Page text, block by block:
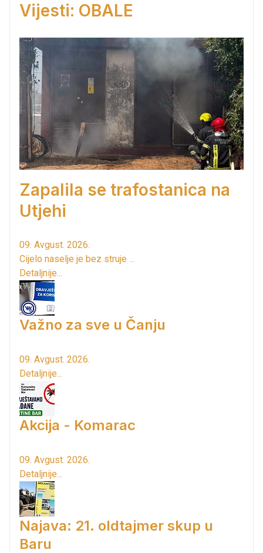
Vijesti: OBALE
Zapalila se trafostanica na
Utjehi
09. Avgust. 2026.
Cijelo naselje je bez struje ...
Detaljnije...
Važno za sve u Čanju
09. Avgust. 2026.
Detaljnije...
Akcija - Komarac
09. Avgust. 2026.
Detaljnije...
Najava: 21. oldtajmer skup u
Baru